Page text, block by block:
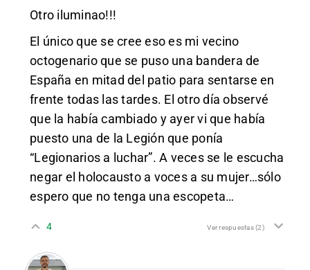
Otro iluminao!!!
El único que se cree eso es mi vecino
octogenario que se puso una bandera de
España en mitad del patio para sentarse en
frente todas las tardes. El otro día observé
que la había cambiado y ayer vi que había
puesto una de la Legión que ponía
“Legionarios a luchar”. A veces se le escucha
negar el holocausto a voces a su mujer…sólo
espero que no tenga una escopeta…
4 Ver respuestas(2)